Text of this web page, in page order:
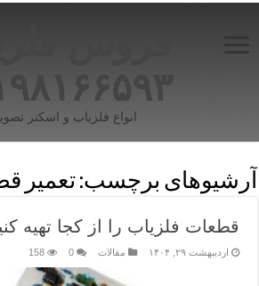
انواع فلزیاب و اسکنر
آرشیوهای برچسب:تعمیر
قطعات فلزیاب را از کجا تهیه
اردیبهشت ۲۹, ۱۴۰۴ مقالات 0
158